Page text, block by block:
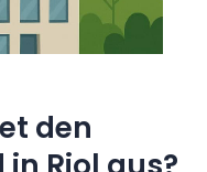
den